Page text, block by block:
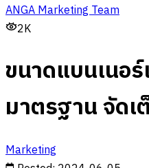
ANGA Marketing Team
2K
ขนาดแบนเนอ
มาตรฐาน จัด
Marketing